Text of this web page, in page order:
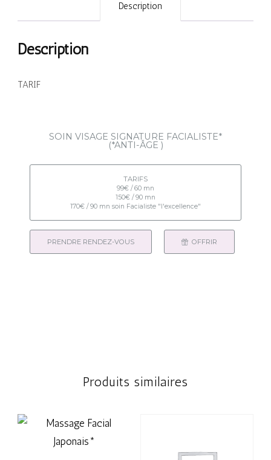
Description
Description
TARIF
SOIN VISAGE SIGNATURE FACIALISTE*
(*ANTI-ÂGE )
TARIFS
99€ / 60 mn
150€ / 90 mn
170€ / 90 mn soin Facialiste "l'excellence"
PRENDRE RENDEZ-VOUS OFFRIR
Produits similaires